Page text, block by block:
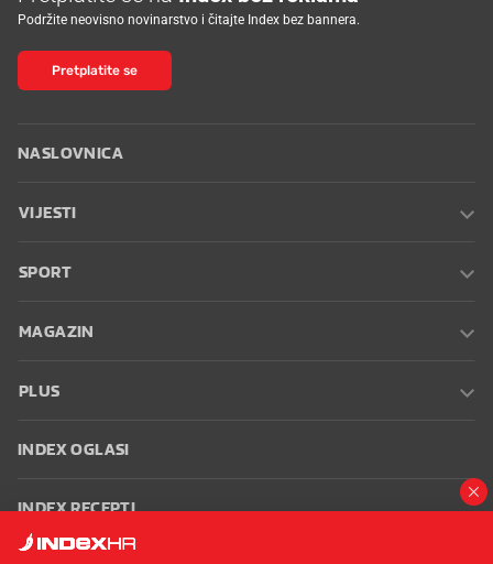
Podržite neovisno novinarstvo i čitajte Index bez bannera.
Pretplatite se
NASLOVNICA
VIJESTI
SPORT
MAGAZIN
PLUS
INDEX OGLASI
INDEX RECEPTI